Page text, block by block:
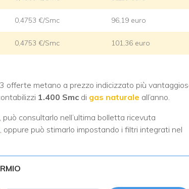
0,4753 €/Smc 96,19 euro
0,4753 €/Smc 101,36 euro
offerte metano a prezzo indicizzato più
1.400 Smc di gas naturale all’anno.
consultarlo nell’ultima bolletta ricevuta
oppure può stimarlo impostando i filtri integrati nel